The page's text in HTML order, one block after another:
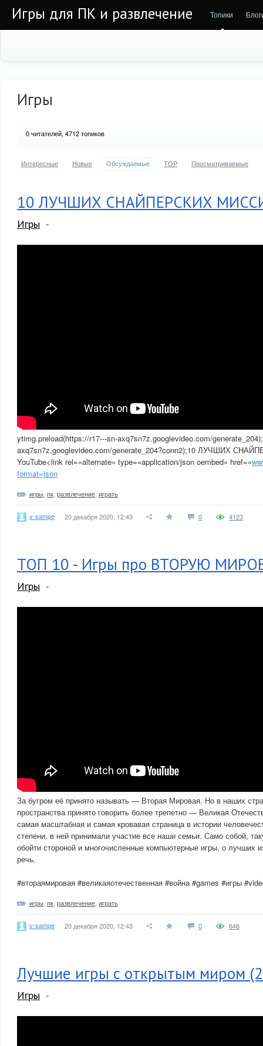
Игры для ПК и развлечение Топики
Игры
0читателей, 4712 топиков
Интересные Новые Обсуждаемые TOP Просматриваемые
10 ЛУЧШИХ СНАЙПЕРСКИХ
Игры
ytimg.preload(https://r17---sn-axq7sn7z.googlevideo.com/
axq7sn7z.googlevideo.com/generate_204?conn2);10 ЛУЧШИХ
YouTube<link rel=«alternate» type=«application/json oembed» href=«
format=json
игры пк развлечение играть
v-sampe 20 декабря 2020, 12:43 0 4123
ТОП 10 - Игры про ВТОРУЮ
Игры
За бугром её принято называть — Вторая Мировая. Но в наших
пространства принято говорить более трепетно — Великая
самая масштабная и самая кровавая страница в истории
степени, в ней принимали участие все наши семьи. Само собой,
обойти стороной и многочисленные компьютерные игры, о лучших
речь.
#втораямировая #великаяотечественная #война #games #игры
игры пк развлечение играть
v-sampe 20 декабря 2020, 12:43 0 646
Лучшие игры с открытым миром
Игры